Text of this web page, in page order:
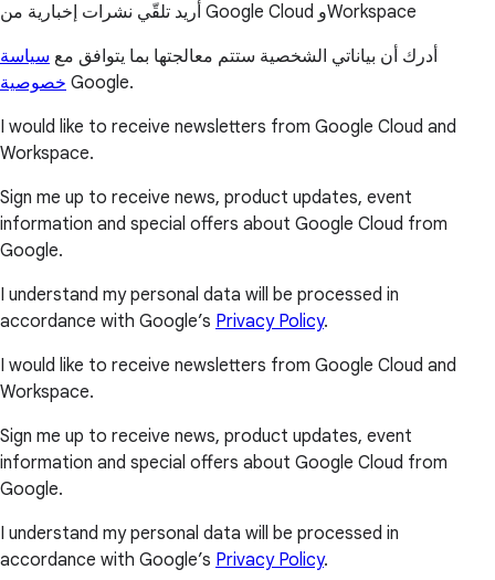
أريد تلقّي نشرات إخبارية من Google Cloud وWorkspace
أدرك أن بياناتي الشخصية ستتم معالجتها بما يتوافق مع سياسة
خصوصية Google.
I would like to receive newsletters from Google Cloud and
Workspace.
Sign me up to receive news, product updates, event
information and special offers about Google Cloud from
Google.
I understand my personal data will be processed in
accordance with Google’s Privacy Policy.
I would like to receive newsletters from Google Cloud and
Workspace.
Sign me up to receive news, product updates, event
information and special offers about Google Cloud from
Google.
I understand my personal data will be processed in
accordance with Google’s Privacy Policy.